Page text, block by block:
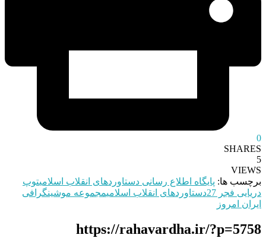
0
SHARES
5
VIEWS
برچسب ها: پایگاه اطلاع رسانی دستاوردهای انقلاب اسلامیتوپ
دریایی فجر 27
دستاوردهای انقلاب اسلامیمجموعه موشینگرافی
ایران امروز
https://rahavardha.ir/?p=5758